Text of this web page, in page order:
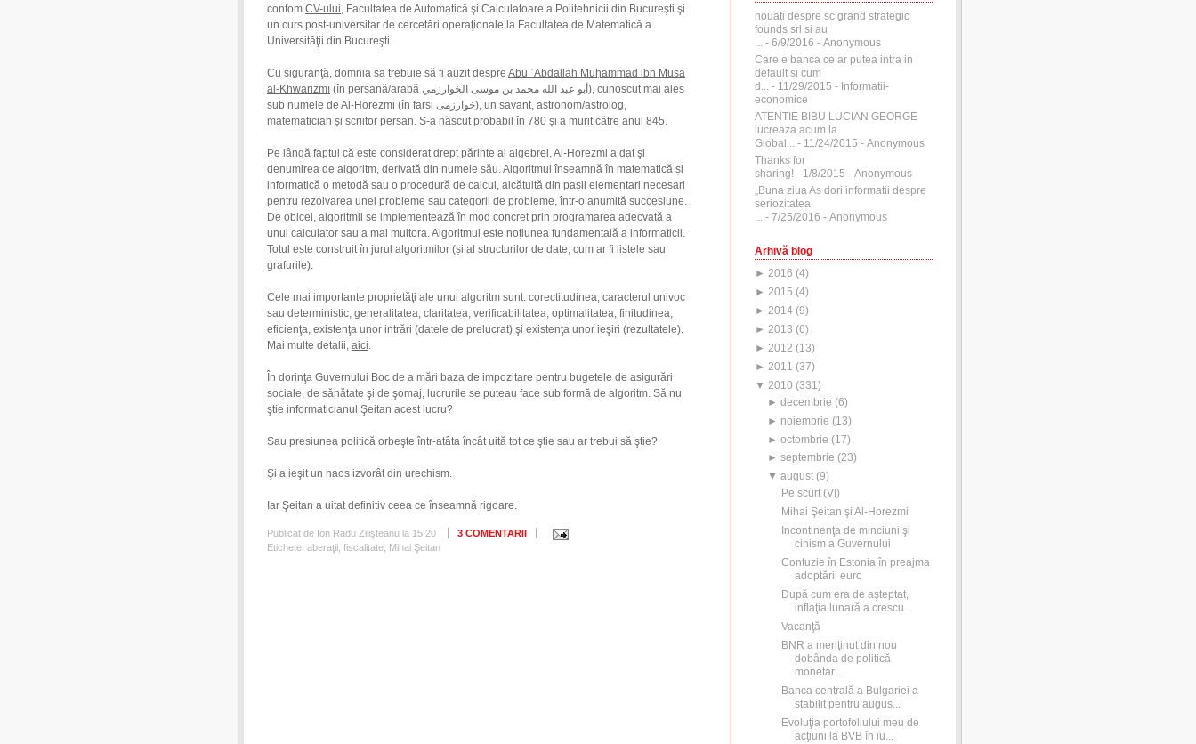
confom CV-ului, Facultatea de Automatică şi Calculatoare a Politehnicii din Bucureşti şi
un curs post-universitar de cercetări operaţionale la Facultatea de Matematică a
Universităţii din Bucureşti.
Cu siguranţă, domnia sa trebuie să fi auzit despre Abū ʿAbdallāh Muḥammad ibn Mūsā
al-Khwārizmī(în persană/arabă أبو عبد الله محمد بن موسى الخوارزمي), cunoscut mai ales
sub numele de Al-Horezmi (în farsi خوارزمی), un savant, astronom/astrolog,
matematician și scriitor persan. S-a născut probabil în 780 și a murit către anul 845.
Pe lângă faptul că este considerat drept părinte al algebrei, Al-Horezmi a dat şi
denumirea de algoritm, derivată din numele său. Algoritmul înseamnă în matematică și
informatică o metodă sau o procedură de calcul, alcătuită din pașii elementari necesari
pentru rezolvarea unei probleme sau categorii de probleme, într-o anumită succesiune.
De obicei, algoritmii se implementează în mod concret prin programarea adecvată a
unui calculator sau a mai multora. Algoritmul este noțiunea fundamentală a informaticii.
Totul este construit în jurul algoritmilor (și al structurilor de date, cum ar fi listele sau
grafurile).
Cele mai importante proprietăţi ale unui algoritm sunt: corectitudinea, caracterul univoc
sau deterministic, generalitatea, claritatea, verificabilitatea, optimalitatea, finitudinea,
eficienţa, existenţa unor intrări (datele de prelucrat) şi existenţa unor ieşiri (rezultatele).
Mai multe detalii, aici.
În dorinţa Guvernului Boc de a mări baza de impozitare pentru bugetele de asigurări
sociale, de sănătate şi de şomaj, lucrurile se puteau face sub formă de algoritm. Să nu
ştie informaticianul Şeitan acest lucru?
Sau presiunea politică orbeşte într-atâta încât uită tot ce ştie sau ar trebui să ştie?
Şi a ieşit un haos izvorât din urechism.
Iar Şeitan a uitat definitiv ceea ce înseamnă rigoare.
Publicat de Ion Radu Zilişteanu la 15:20
3 COMENTARII
Etichete: aberaţii fiscalitate Mihai Şeitan
nouati despre sc grand strategic
founds srl si au
... - 6/9/2016 - Anonymous
Care e banca ce ar putea intra in
default si cum
d... - 11/29/2015 - Informatii-
economice
ATENTIE BIBU LUCIAN GEORGE
lucreaza acum la
Global... - 11/24/2015 - Anonymous
Thanks for
sharing! - 1/8/2015 - Anonymous
„Buna ziua As dori informatii despre
seriozitatea
... - 7/25/2016 - Anonymous
Arhivă blog
► 2016 (4)
► 2015 (4)
► 2014 (9)
► 2013 (6)
► 2012 (13)
► 2011 (37)
▼ 2010 (331 )
►decembrie (6)
► noiembrie (13)
►octombrie (17)
►septembrie (23)
▼august (9)
Pe scurt (VI)
Mihai Şeitan şi Al-Horezmi
Incontinenţa de minciuni şi
cinism a Guvernului
Confuzie în Estonia în preajma
adoptării euro
După cum era de aşteptat,
inflaţia lunară a crescu...
Vacanţă
BNR a menţinut din nou
dobânda de politică
monetar...
Banca centrală a Bulgariei a
stabilit pentru augus...
Evoluţia portofoliului meu de
acţiuni la BVB în iu...